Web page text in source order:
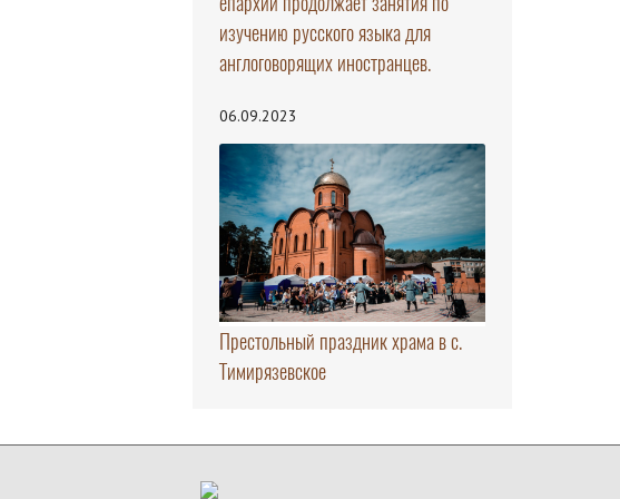
изучению русского языка для
англоговорящих иностранцев.
06.09.2023
Престольный праздник храма в с.
Тимирязевское